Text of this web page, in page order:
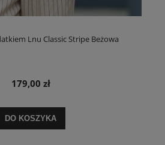
Lnu Classic Stripe Beżowa
179,00 zł
DO KOSZYKA